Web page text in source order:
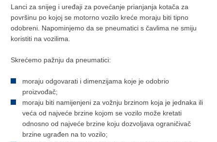
Lanci za snijeg i uređaji za povećanje prianjanja kotača za
površinu po kojoj se motorno vozilo kreće moraju biti tipno
odobreni. Napominjemo da se pneumatici s čavlima ne smiju
koristiti na vozilima.
Skrećemo pažnju da pneumatici:
moraju odgovarati i dimenzijama koje je odobrio
proizvođač;
moraju biti namijenjeni za vožnju brzinom koja je jednaka ili
veća od najveće brzine kojom se vozilo može kretati
odnosno od najveće brzine koju dozvoljava ograničivač
brzine ugrađen na to vozilo;